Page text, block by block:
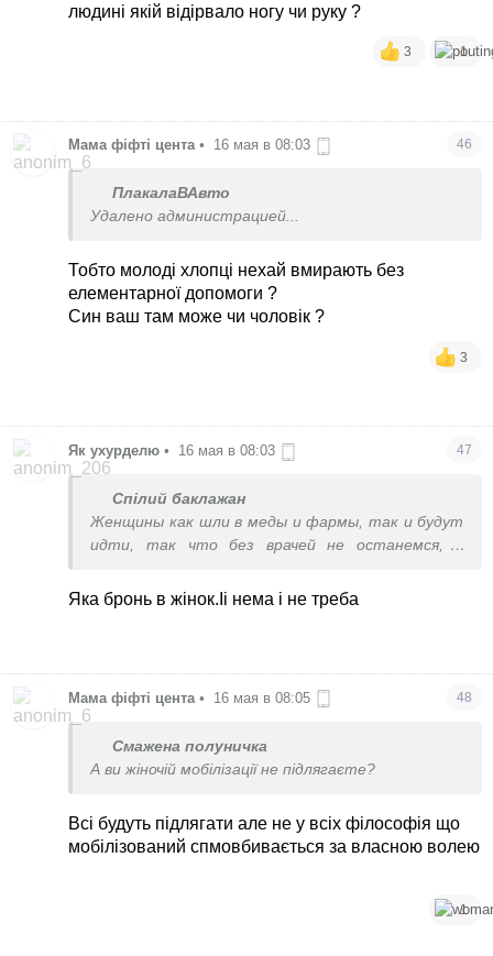
людині якій відірвало ногу чи руку ?
3 1
Мама фіфті цента • 16 мая в 08:03 46
ПлакалаВАвто
Удалено администрацией...
Тобто молоді хлопці нехай вмирають без
елементарної допомоги ?
Син ваш там може чи чоловік ?
3
Як ухурделю • 16 мая в 08:03 47
Спілий баклажан
Женщины как шли в меды и фармы, так и будут
идти, так что без врачей не останемся, а
А что фармы? С них тоже снимают бронь?
Яка бронь в жінок.Іі нема і не треба
Мама фіфті цента • 16 мая в 08:05 48
Смажена полуничка
А ви жіночій мобілізації не підлягаєте?
Всі будуть підлягати але не у всіх філософія що
мобілізований спмовбивається за власною волею
1